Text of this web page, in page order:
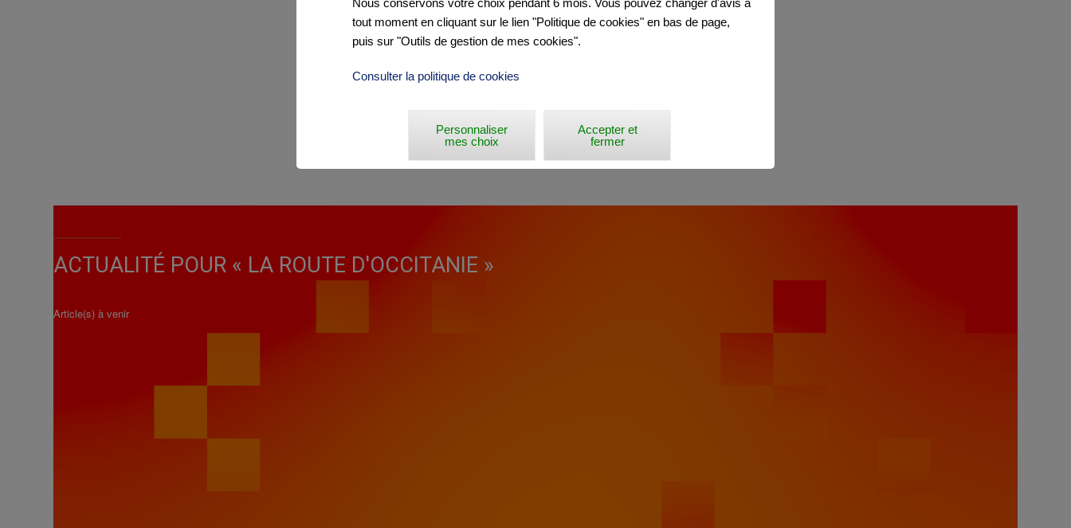
ACTUALITÉ POUR « LA ROUTE D'OCCITANIE »
Article(s) à venir
Nous conservons votre choix pendant 6 mois. Vous pouvez changer d'avis à
tout moment en cliquant sur le lien "Politique de cookies" en bas de page,
puis sur "Outils de gestion de mes cookies".
Consulter la politique de cookies
Personnaliser
mes choix
Accepter et
fermer